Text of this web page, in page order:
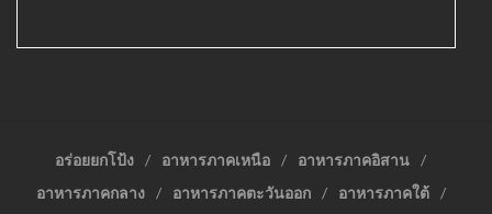
อร่อยยกโป้ง อาหารภาคเหนือ
อาหารภาคอิสาน
อาหารภาคกลาง
อาหารภาคตะวันออก อาหารภาคใต้